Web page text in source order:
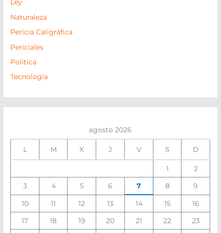
Ley
Naturaleza
Pericia Caligráfica
Periciales
Política
Tecnología
agosto 2026
L M X J V S D
1 2
3 4 5 6 7 8 9
10 11 12 13 14 15 16
17 18 19 20 21 22 23